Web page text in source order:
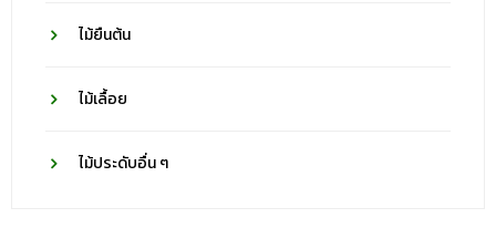
ไม้ยืนต้น
ไม้เลื้อย
ไม้ประดับอื่น ๆ